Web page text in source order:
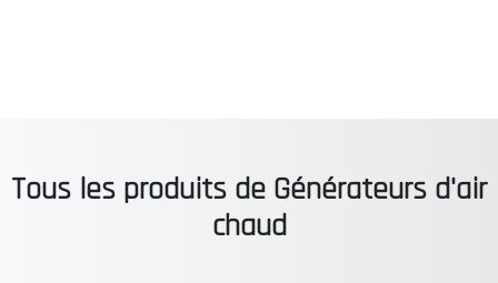
Tous les produits de Générateurs d'air
chaud